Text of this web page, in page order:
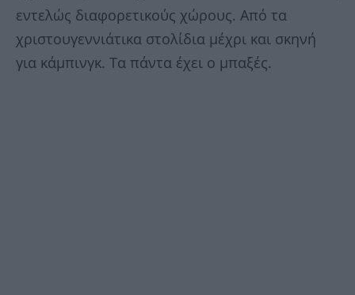
εντελώς διαφορετικούς χώρους. Από τα
χριστουγεννιάτικα στολίδια μέχρι και σκηνή
για κάμπινγκ. Τα πάντα έχει ο μπαξές.